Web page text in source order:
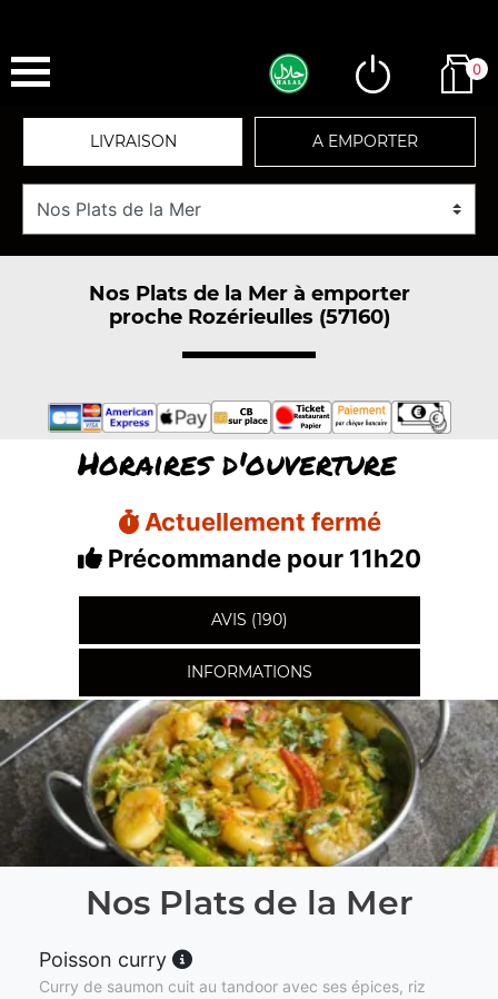
0
LIVRAISON A EMPORTER
Nos Plats de la Mer à emporter
proche Rozérieulles (57160)
Horaires d'ouverture
Actuellement fermé
Précommande pour 11h20
AVIS (190)
INFORMATIONS
Nos Plats de la Mer
Poisson curry
Curry de saumon cuit au tandoor avec ses épices, riz